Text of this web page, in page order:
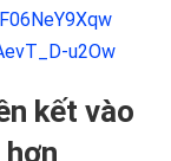
u2Ow
kết vào